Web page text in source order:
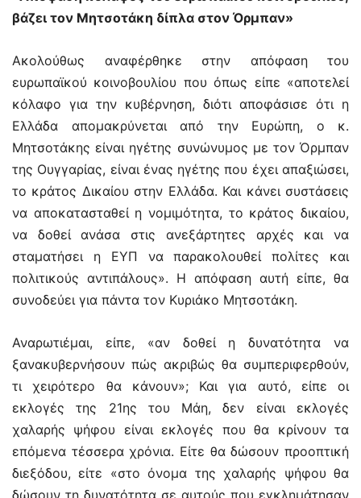
βάζει τον Μητσοτάκη δίπλα στον Όρμπαν»
Ακολούθως αναφέρθηκε στην απόφαση του
ευρωπαϊκού κοινοβουλίου που όπως είπε «αποτελεί
κόλαφο για την κυβέρνηση, διότι αποφάσισε ότι η
Ελλάδα απομακρύνεται από την Ευρώπη, ο κ.
Μητσοτάκης είναι ηγέτης συνώνυμος με τον Όρμπαν
της Ουγγαρίας, είναι ένας ηγέτης που έχει απαξιώσει,
το κράτος Δικαίου στην Ελλάδα. Και κάνει συστάσεις
να αποκατασταθεί η νομιμότητα, το κράτος δικαίου,
να δοθεί ανάσα στις ανεξάρτητες αρχές και να
σταματήσει η ΕΥΠ να παρακολουθεί πολίτες και
πολιτικούς αντιπάλους». Η απόφαση αυτή είπε, θα
συνοδεύει για πάντα τον Κυριάκο Μητσοτάκη.
Αναρωτιέμαι, είπε, «αν δοθεί η δυνατότητα να
ξανακυβερνήσουν πώς ακριβώς θα συμπεριφερθούν,
τι χειρότερο θα κάνουν»; Και για αυτό, είπε οι
εκλογές της 21ης του Μάη, δεν είναι εκλογές
χαλαρής ψήφου είναι εκλογές που θα κρίνουν τα
επόμενα τέσσερα χρόνια. Είτε θα δώσουν προοπτική
διεξόδου, είτε «στο όνομα της χαλαρής ψήφου θα
δώσουν τη δυνατότητα σε αυτούς που εγκλημάτησαν